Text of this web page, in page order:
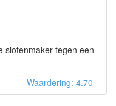
slotenmaker tegen een
Waardering: 4.70